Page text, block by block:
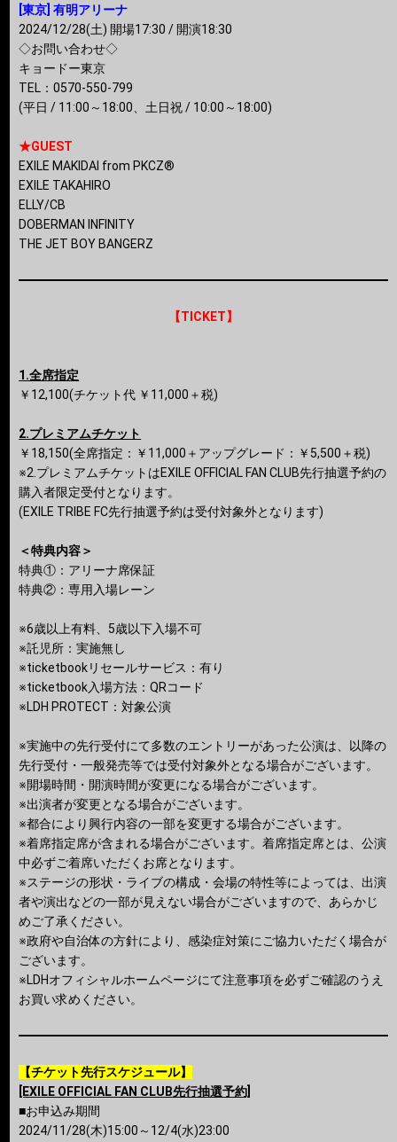
[東京] 有明アリーナ
2024/12/28(土) 開場17:30 / 開演18:30
◇お問い合わせ◇
キョードー東京
TEL：0570-550-799
(平日 / 11:00～18:00、土日祝 / 10:00～18:00)
★GUEST
EXILE MAKIDAI from PKCZ®
EXILE TAKAHIRO
ELLY/CB
DOBERMAN INFINITY
THE JET BOY BANGERZ
【TICKET】
1.全席指定
￥12,100(チケット代 ￥11,000＋税)
2.プレミアムチケット
￥18,150(全席指定：￥11,000＋アップグレード：￥5,500＋税)
※2.プレミアムチケットはEXILE OFFICIAL FAN CLUB先行抽選予約の
購入者限定受付となります。
(EXILE TRIBE FC先行抽選予約は受付対象外となります)
＜特典内容＞
特典①：アリーナ席保証
特典②：専用⼊場レーン
※6歳以上有料、5歳以下入場不可
※託児所：実施無し
※ticketbookリセールサービス：有り
※ticketbook入場方法：QRコード
※LDH PROTECT：対象公演
※実施中の先行受付にて多数のエントリーがあった公演は、以降の
先行受付・一般発売等では受付対象外となる場合がございます。
※開場時間・開演時間が変更になる場合がございます。
※出演者が変更となる場合がございます。
※都合により興行内容の一部を変更する場合がございます。
※着席指定席が含まれる場合がございます。着席指定席とは、公演
中必ずご着席いただくお席となります。
※ステージの形状・ライブの構成・会場の特性等によっては、出演
者や演出などの一部が見えない場合がございますので、あらかじ
めご了承ください。
※政府や自治体の方針により、感染症対策にご協力いただく場合が
ございます。
※LDHオフィシャルホームページにて注意事項を必ずご確認のうえ
お買い求めください。
【チケット先行スケジュール】
[EXILE OFFICIAL FAN CLUB先行抽選予約]
■お申込み期間
2024/11/28(木)15:00～12/4(水)23:00